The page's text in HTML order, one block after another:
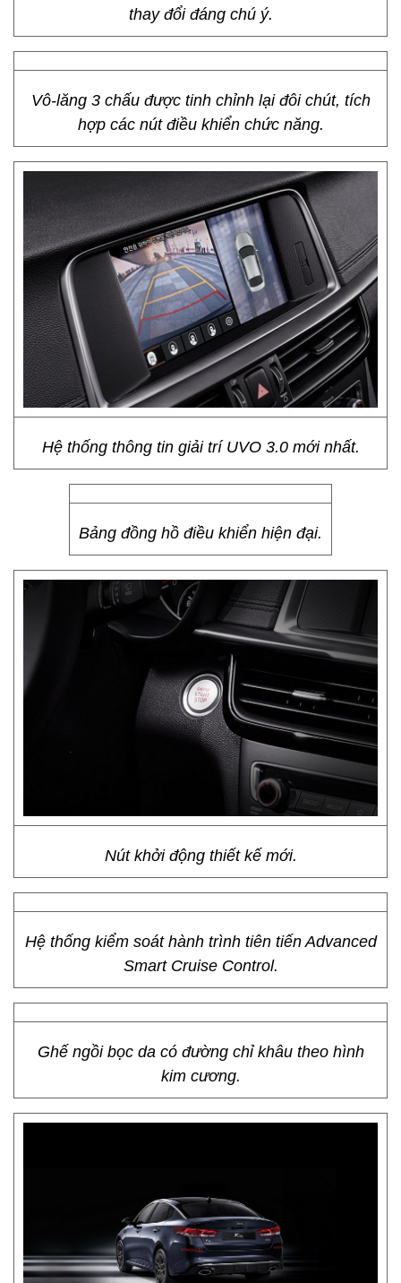
thay đổi đáng chú ý.
Vô-lăng 3 chấu được tinh chỉnh lại đôi chút, tích
hợp các nút điều khiển chức năng.
Hệ thống thông tin giải trí UVO 3.0 mới nhất.
Bảng đồng hồ điều khiển hiện đại.
Nút khởi động thiết kế mới.
Hệ thống kiểm soát hành trình tiên tiến Advanced
Smart Cruise Control.
Ghế ngồi bọc da có đường chỉ khâu theo hình
kim cương.